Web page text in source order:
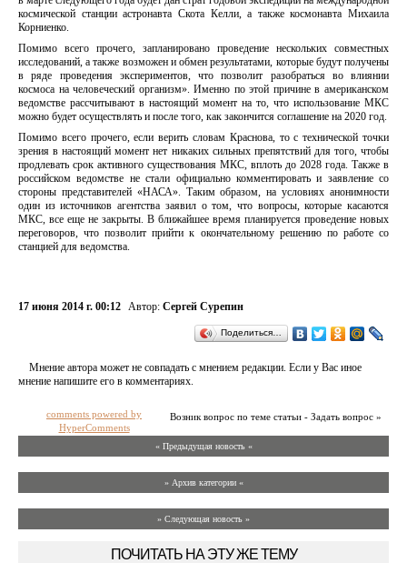
космической станции астронавта Скота Келли, а также космонавта Михаила
Корниенко.
Помимо всего прочего, запланировано проведение нескольких совместных
исследований, а также возможен и обмен результатами, которые будут получены
в ряде проведения экспериментов, что позволит разобраться во влиянии
космоса на человеческий организм». Именно по этой причине в американском
ведомстве рассчитывают в настоящий момент на то, что использование МКС
можно будет осуществлять и после того, как закончится соглашение на 2020 год.
Помимо всего прочего, если верить словам Краснова, то с технической точки
зрения в настоящий момент нет никаких сильных препятствий для того, чтобы
продлевать срок активного существования МКС, вплоть до 2028 года. Также в
российском ведомстве не стали официально комментировать и заявление со
стороны представителей «НАСА». Таким образом, на условиях анонимности
один из источников агентства заявил о том, что вопросы, которые касаются
МКС, все еще не закрыты. В ближайшее время планируется проведение новых
переговоров, что позволит прийти к окончательному решению по работе со
станцией для ведомства.
17 июня 2014 г. 00:12 Автор: Сергей Сурепин
Поделиться…
Мнение автора может не совпадать с мнением редакции. Если у Вас иное
мнение напишите его в комментариях.
Возник вопрос по теме статьи - Задать вопрос »
comments powered by
HyperComments
« Предыдущая новость «
» Архив категории «
» Следующая новость »
ПОЧИТАТЬ НА ЭТУ ЖЕ ТЕМУ